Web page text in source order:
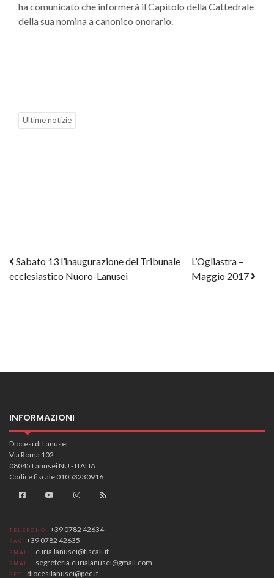
ha comunicato che informerà il Capitolo della Cattedrale
della sua nomina a canonico onorario.
Ultime notizie
Post navigation
Sabato 13 l’inaugurazione del Tribunale
ecclesiastico Nuoro-Lanusei
L’Ogliastra –
Maggio 2017
INFORMAZIONI
Diocesi di Lanusei
Via Roma 102
08045 Lanusei NU - ITALIA
Codice fiscale 01053230916
TELEFONO +39 0782 42634
FAX +39 0782 42635
EMAIL curia.lanusei@tiscali.it
EMAIL segreteria.curialanusei@gmail.com
PEC diocesilanusei@pec.it